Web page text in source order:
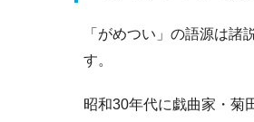
「がめつい」の語源は諸
す。
昭和30年代に戯曲家・菊